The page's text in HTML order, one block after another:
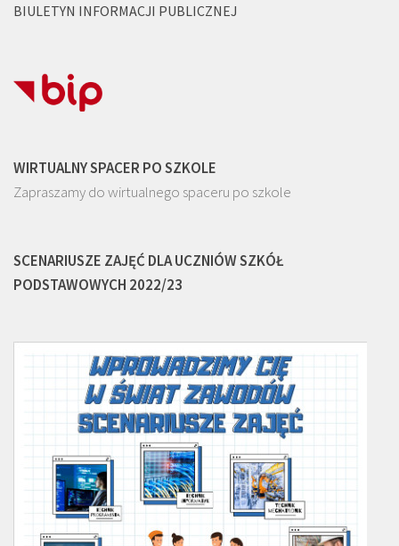
BIULETYN INFORMACJI PUBLICZNEJ
WIRTUALNY SPACER PO SZKOLE
Zapraszamy do wirtualnego spaceru po szkole
SCENARIUSZE ZAJĘĆ DLA UCZNIÓW SZKÓŁ
PODSTAWOWYCH 2022/23